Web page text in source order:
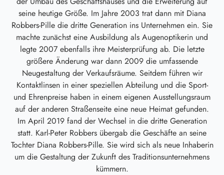
seine heutige Größe. Im Jahre 2003 trat dann mit Diana
Robbers-Pille die dritte Generation ins Unternehmen ein. Sie
machte zunächst eine Ausbildung als Augenoptikerin und
legte 2007 ebenfalls ihre Meisterprüfung ab. Die letzte
größere Änderung war dann 2009 die umfassende
Neugestaltung der Verkaufsräume. Seitdem führen wir
Kontaktlinsen in einer speziellen Abteilung und die Sport-
und Ehrenpreise haben in einem eigenen Ausstellungsraum
auf der anderen Straßenseite eine neue Heimat gefunden.
Im April 2019 fand der Wechsel in die dritte Generation
statt. Karl-Peter Robbers übergab die Geschäfte an seine
Tochter Diana Robbers-Pille. Sie wird sich als neue Inhaberin
um die Gestaltung der Zukunft des Traditionsunternehmens
kümmern.